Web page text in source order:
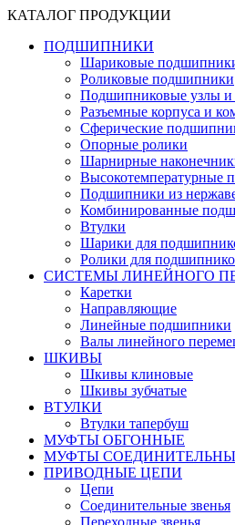
КАТАЛОГ ПРОДУКЦИИ
ПОДШИПНИКИ
Шариковые
Роликовые подшипники
Подшипниковые узлы
Разъемные корпуса и
Сферические
Опорные ролики
Шарнирные
Высокотемпературные
Подшипники из
Комбинированные
Втулки
Шарики для
Ролики для
СИСТЕМЫ ЛИНЕЙНОГО
Каретки
Направляющие
Линейные подшипники
Валы линейного
ШКИВЫ
Шкивы клиновые
Шкивы зубчатые
ВТУЛКИ
Втулки тапербуш
МУФТЫ ОБГОННЫЕ
МУФТЫ
ПРИВОДНЫЕ ЦЕПИ
Цепи
Соединительные звенья
Переходные звенья